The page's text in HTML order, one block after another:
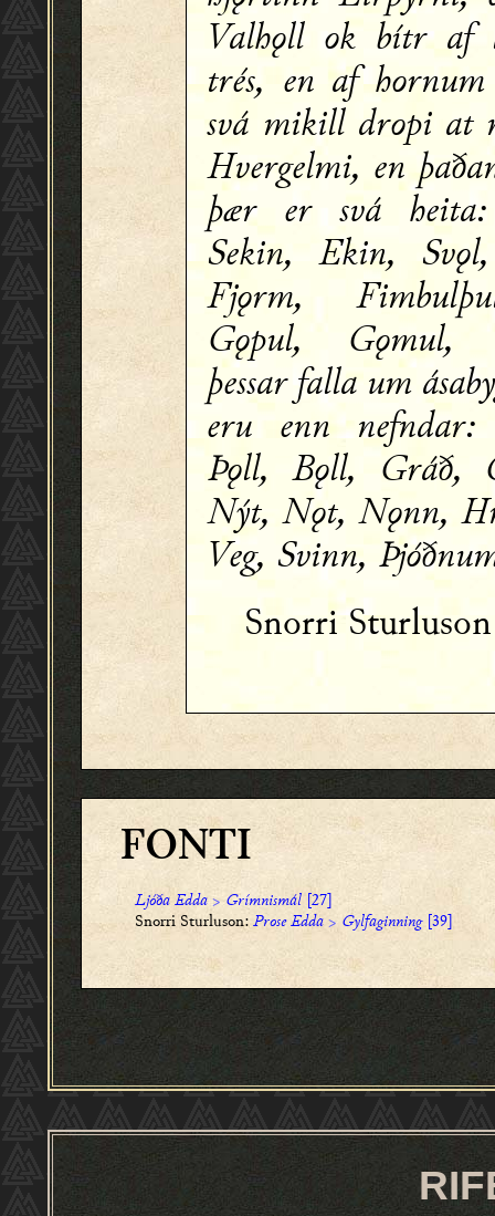
Valhǫll ok bítr af
trés, en af
svá mikill dropi at
Hvergelmi, en
þær er svá
Sekin, Ekin,
Fjǫrm,
Gǫpul, Gǫmul,
þessar falla um
eru enn
Þǫll, Bǫll, Gráð,
Nýt, Nǫt, Nǫnn,
Veg, Svinn,
Snorri
FONTI
Ljóða Edda >Grímnismál [27]
Snorri Sturluson: Prose Edda > Gylfaginning[39]